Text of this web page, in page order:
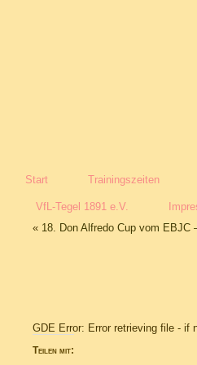
Start Trainingszeiten
VfL-Tegel 1891 e.V.
« 18. Don Alfredo Cup vom EBJC
GDE Error: Error retrieving file - if
Teilen mit: